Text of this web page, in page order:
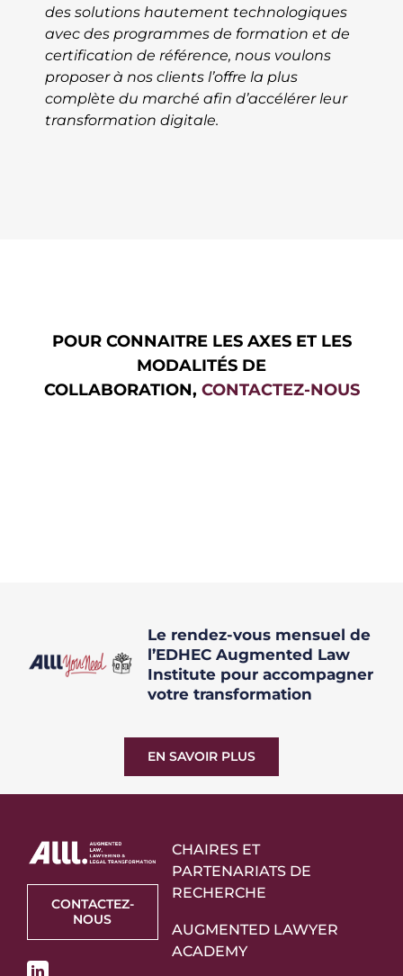
des solutions hautement technologiques
avec des programmes de formation et de
certification de référence, nous voulons
proposer à nos clients l’offre la plus
complète du marché afin d’accélérer leur
transformation digitale.
POUR CONNAITRE LES AXES ET LES
MODALITÉS DE
COLLABORATION, CONTACTEZ-NOUS
Le rendez-vous mensuel de
l’EDHEC Augmented Law
Institute pour accompagner
votre transformation
EN SAVOIR PLUS
CONTACTEZ-
NOUS
CHAIRES ET
PARTENARIATS DE
RECHERCHE
AUGMENTED LAWYER
ACADEMY